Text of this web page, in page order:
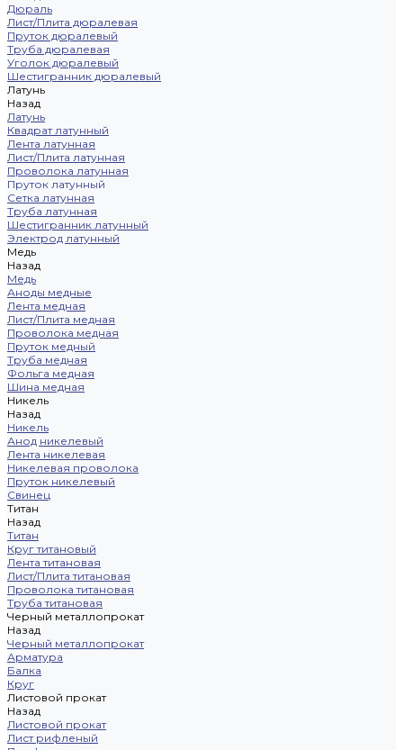
Дюраль
Лист/Плита дюралевая
Пруток дюралевый
Труба дюралевая
Уголок дюралевый
Шестигранник дюралевый
Латунь
Назад
Латунь
Квадрат латунный
Лента латунная
Лист/Плита латунная
Проволока латунная
Пруток латунный
Сетка латунная
Труба латунная
Шестигранник латунный
Электрод латунный
Медь
Назад
Медь
Аноды медные
Лента медная
Лист/Плита медная
Проволока медная
Пруток медный
Труба медная
Фольга медная
Шина медная
Никель
Назад
Никель
Анод никелевый
Лента никелевая
Никелевая проволока
Пруток никелевый
Свинец
Титан
Назад
Титан
Круг титановый
Лента титановая
Лист/Плита титановая
Проволока титановая
Труба титановая
Черный металлопрокат
Назад
Черный металлопрокат
Арматура
Балка
Круг
Листовой прокат
Назад
Листовой прокат
Лист рифленый